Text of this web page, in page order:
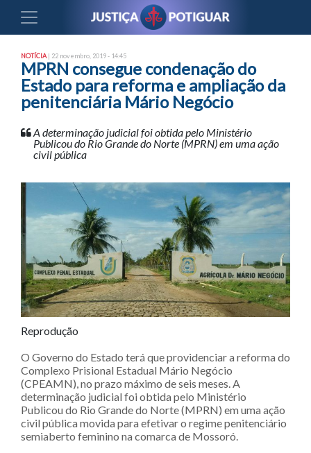
NOTÍCIA | 22 novembro, 2019 - 14:45
MPRN consegue condenação do
Estado para reforma e ampliação da
penitenciária Mário Negócio
A determinação judicial foi obtida pelo Ministério
Publicou do Rio Grande do Norte (MPRN) em uma ação
civil pública
Reprodução
O Governo do Estado terá que providenciar a reforma do
Complexo Prisional Estadual Mário Negócio
(CPEAMN), no prazo máximo de seis meses. A
determinação judicial foi obtida pelo Ministério
Publicou do Rio Grande do Norte (MPRN) em uma ação
civil pública movida para efetivar o regime penitenciário
semiaberto feminino na comarca de Mossoró.